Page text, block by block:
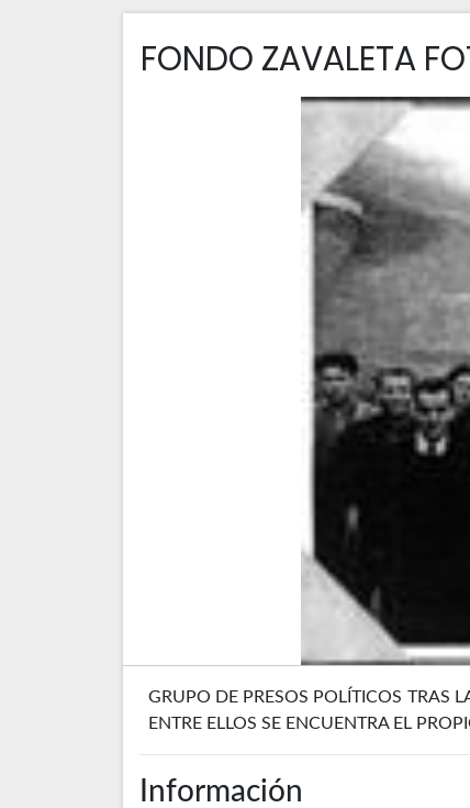
FONDO ZAVALETA
GRUPO DE PRESOS POLÍTICOS TRAS
ENTRE ELLOS SE ENCUENTRA EL
Información